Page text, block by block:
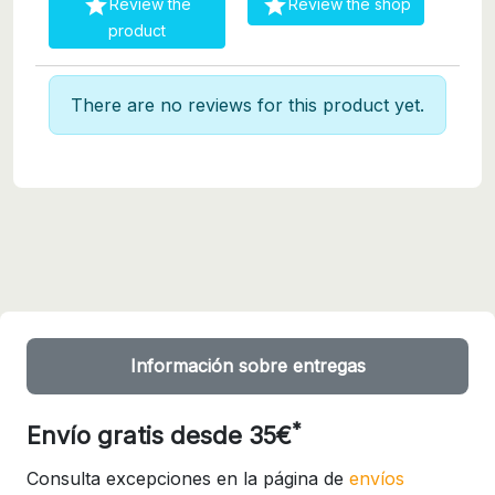
product
There are no reviews for this product yet.
Información sobre entregas
Envío gratis desde 35€*
Consulta excepciones en la página de envíos